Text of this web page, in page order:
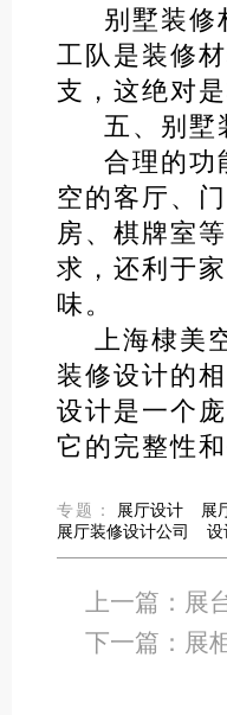
别墅装修
工队是装修
支，这绝对
五、别墅
合理的功
空的客厅、
房、棋牌室
求，还利于
味。
上海棣美
装修设计的
设计是一个
它的完整性
专题： 展厅设计 展
展厅装修设计公司
设
上一篇： 展
下一篇： 展